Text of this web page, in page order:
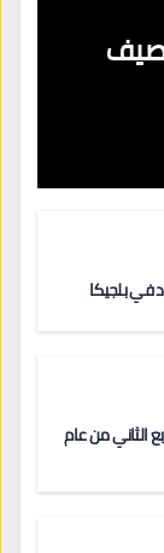
صيف
في بلجيكا
الثاني من عام